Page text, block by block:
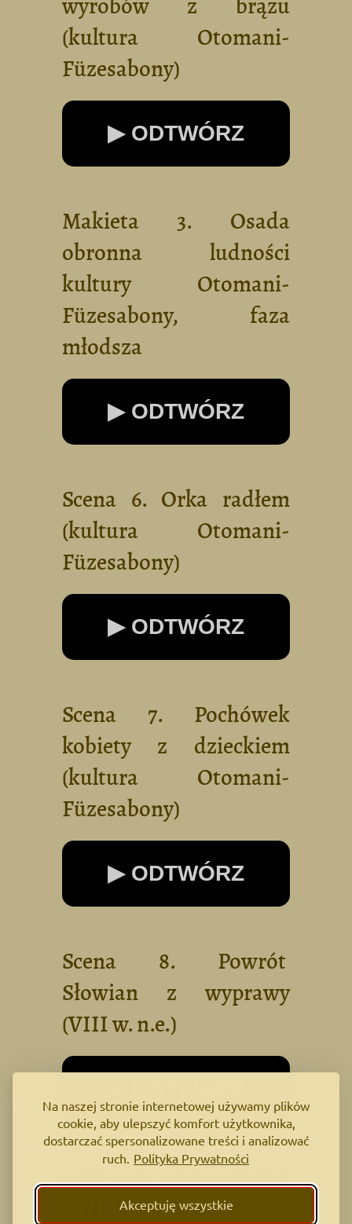
Na naszej stronie internetowej używamy plików
cookie, aby ulepszyć komfort użytkownika,
dostarczać spersonalizowane treści i analizować
ruch.
Polityka Prywatności
Akceptuję wszystkie
(kultura Otomani-
Füzesabony)
▶ ODTWÓRZ
Makieta 3. Osada
obronna ludności
kultury Otomani-
Füzesabony, faza
młodsza
▶ ODTWÓRZ
Scena 6. Orka radłem
(kultura Otomani-
Füzesabony)
▶ ODTWÓRZ
Scena 7. Pochówek
kobiety z dzieckiem
(kultura Otomani-
Füzesabony)
▶ ODTWÓRZ
Scena 8. Powrót
Słowian z wyprawy
(VIII w. n.e.)
Scena 10. Tkanie płótna
(VIII-X w. n.e.)